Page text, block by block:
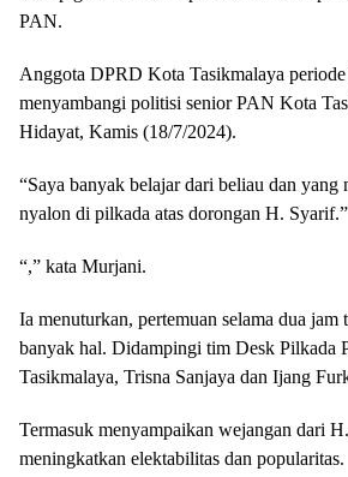
PAN.
Anggota DPRD Kota Tasikmalaya
menyambangi politisi senior PAN Kota
Hidayat, Kamis (18/7/2024).
“Saya banyak belajar dari beliau dan yang
nyalon di pilkada atas dorongan H. Syarif.”
“,” kata Murjani.
Ia menuturkan, pertemuan selama dua jam
banyak hal. Didampingi tim Desk Pilkada
Tasikmalaya, Trisna Sanjaya dan Ijang
Termasuk menyampaikan wejangan dari
meningkatkan elektabilitas dan popularitas.